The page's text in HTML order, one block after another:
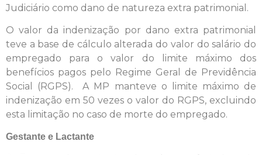
Judiciário como dano de natureza extra patrimonial.
O valor da indenização por dano extra patrimonial
teve a base de cálculo alterada do valor do salário do
empregado para o valor do limite máximo dos
benefícios pagos pelo Regime Geral de Previdência
Social (RGPS). A MP manteve o limite máximo de
indenização em 50 vezes o valor do RGPS, excluindo
esta limitação no caso de morte do empregado.
Gestante e Lactante